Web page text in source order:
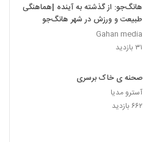
هانگ‌جو: از گذشته به آینده |هماهنگی
طبیعت و ورزش در شهر هانگ‌جو
Gahan media
۳۱ بازدید
صحنه ی خاک برسری
آسترو مدیا
۶۶۲ بازدید